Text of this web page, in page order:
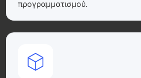
προγραμματισμού.